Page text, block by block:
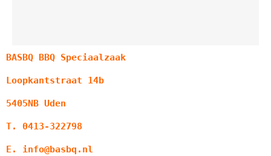
BASBQ BBQ Speciaalzaak
Loopkantstraat 14b
5405NB Uden
T. 0413-322798
E. info@basbq.nl